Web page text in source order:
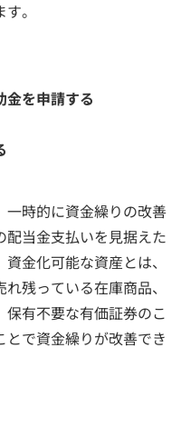
。
金を申請する
時的に資金繰りの改善
当金支払いを見据えた
金化可能な資産とは、
れ残っている在庫商品、
保有不要な有価証券のこ
で資金繰りが改善でき